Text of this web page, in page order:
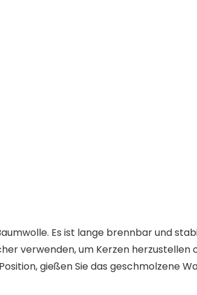
Es ist lange brennbar und
verwenden, um Kerzen
gießen Sie das geschmolzene